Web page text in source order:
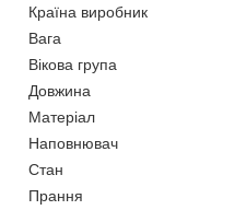
Країна виробник
Вага
Вікова група
Довжина
Матеріал
Наповнювач
Стан
Прання